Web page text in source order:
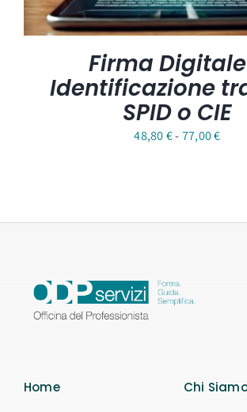
Firma
Identificazione
SPID o CIE
48,80€-77,00€Fascia
Home Chi